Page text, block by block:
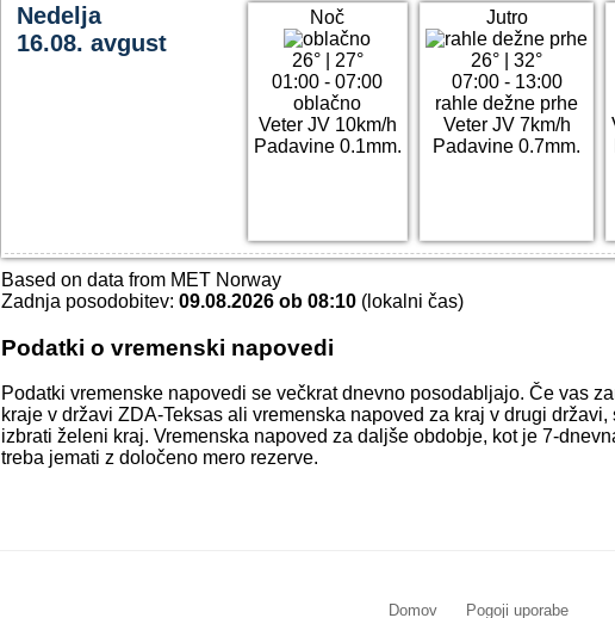
Nedelja
16.08. avgust
Noč
26°| 27°
01:00 - 07:00
oblačno
Veter JV 10km/h
Padavine 0.1mm.
Jutro
26° |32°
07:00 - 13:00
rahle dežne prhe
Veter JV 7km/h
Padavine 0.7mm.
Based on data from MET Norway
Zadnja posodobitev: 09.08.2026 ob 08:10 (lokalni čas)
Podatki o vremenski napovedi
Podatki vremenske napovedi se večkrat dnevno posodabljajo. Če vas
kraje v državi ZDA-Teksas ali vremenska napoved za kraj v drugi državi,
izbrati želeni kraj. Vremenska napoved za daljše obdobje, kot je 7-
treba jemati z določeno mero rezerve.
Domov Pogoji uporabe